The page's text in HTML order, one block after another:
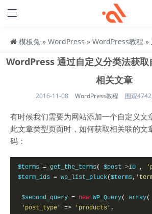
模板兔 » WordPress » WordPress教程 »
WordPress 通过自定义分类法获取
相关文章
2016-11-08 WordPress教程 围观
有时候我们需要为网站添加一个自定义文
此文章类型页面时，如何获取相关联的文
码：
$terms = get_the_terms ( $post ->ID ,
$term_ids = wp_list_pluck($terms ,
$second_query = new WP_Query( array(
'post_type'
=> 'products' ,